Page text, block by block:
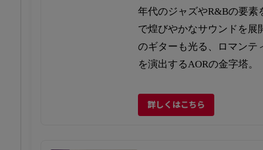
年代のジャズやR&Bの要素
で煌びやかなサウンドを展
のギターも光る、ロマンテ
を演出するAORの金字塔。
詳しくはこちら